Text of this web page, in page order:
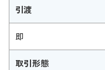
引渡
即
取引形態